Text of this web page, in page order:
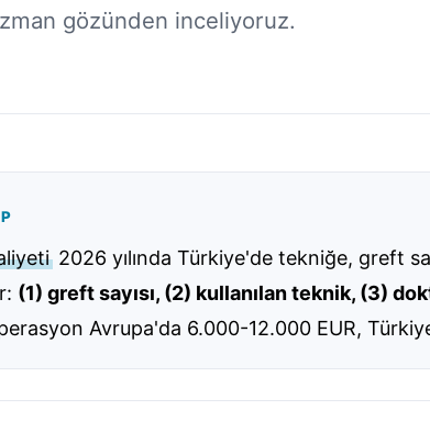
gözünden inceliyoruz.
2026 yılında Türkiye'de tekniğe, greft
(1) greft sayısı, (2) kullanılan teknik, (3)
Avrupa'da 6.000-12.000 EUR,